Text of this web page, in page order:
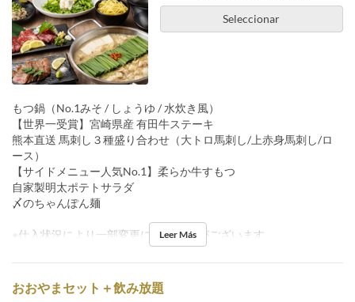
Seleccionar
もつ鍋（No.1みそ / しょうゆ / 水炊き風）
【世界一受賞】宮崎県産 有田牛ステーキ
熊本直送 馬刺し３種盛り合わせ（大トロ馬刺し/上赤身馬刺し/ロ
ース）
【サイドメニュー人気No.1】柔らか牛すもつ
自家製明太ポテトサラダ
〆のちゃんぽん麺
※仕入状況により一部変更になる 場合がございます。
Leer Más
おおやまセット＋飲み放題